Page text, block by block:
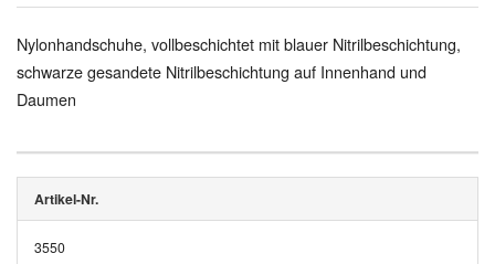
Nylonhandschuhe, vollbeschichtet mit blauer Nitrilbeschichtung,
schwarze gesandete Nitrilbeschichtung auf Innenhand und
Daumen
Artikel-Nr.
3550